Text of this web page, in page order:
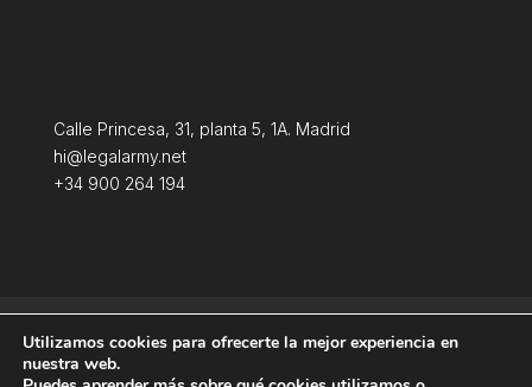
Calle Princesa, 31, planta 5, 1A. Madrid
hi@legalarmy.net
+34 900 264 194
Terminos y condiciones
Política de Cookies
Utilizamos cookies para ofrecerte la mejor experiencia en
nuestra web.